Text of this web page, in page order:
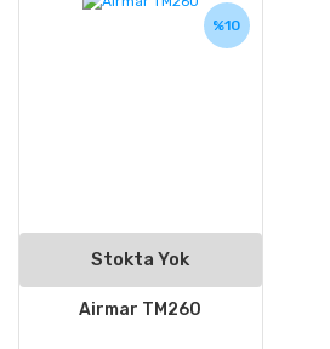
%10
Stokta Yok
Airmar TM260